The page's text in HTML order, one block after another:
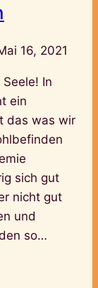
16, 2021
In
ein
das was wir
sich gut
nicht gut
und
so…